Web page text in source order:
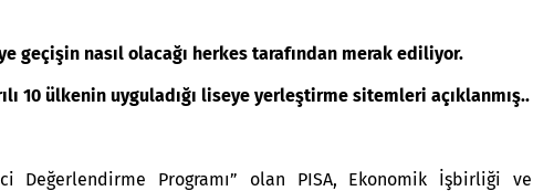
geçişin nasıl olacağı herkes tarafından merak ediliyor.
10 ülkenin uyguladığı liseye yerleştirme sitemleri açıklanmış..
Değerlendirme Programı” olan PISA, Ekonomik İşbirliği ve